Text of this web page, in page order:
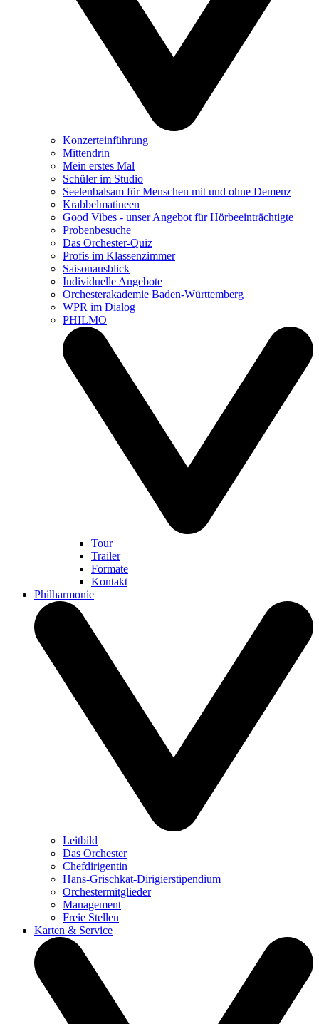
Konzerteinführung
Mittendrin
Mein erstes Mal
Schüler im Studio
Seelenbalsam für Menschen mit und ohne Demenz
Krabbelmatineen
Good Vibes - unser Angebot für Hörbeeinträchtigte
Probenbesuche
Das Orchester-Quiz
Profis im Klassenzimmer
Saisonausblick
Individuelle Angebote
Orchesterakademie Baden-Württemberg
WPR im Dialog
PHILMO
Tour
Trailer
Formate
Kontakt
Philharmonie
Leitbild
Das Orchester
Chefdirigentin
Hans-Grischkat-Dirigierstipendium
Orchestermitglieder
Management
Freie Stellen
Karten & Service